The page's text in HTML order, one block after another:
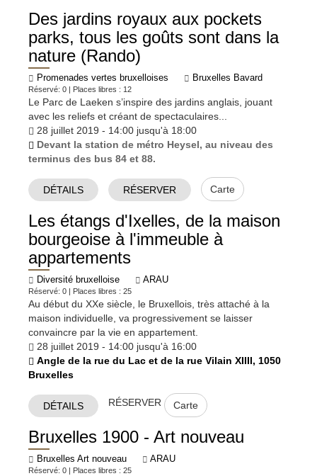
Des jardins royaux aux pockets
parks, tous les goûts sont dans la
nature (Rando)
Promenades vertes bruxelloises Bruxelles Bavard
Réservé: 0 | Places libres : 12
Le Parc de Laeken s’inspire des jardins anglais, jouant
avec les reliefs et créant de spectaculaires...
28 juillet 2019 - 14:00 jusqu'à 18:00
Devant la station de métro Heysel, au niveau des
terminus des bus 84 et 88.
DÉTAILS RÉSERVER Carte
Les étangs d'Ixelles, de la maison
bourgeoise à l'immeuble à
appartements
Diversité bruxelloise ARAU
Réservé: 0 | Places libres : 25
Au début du XXe siècle, le Bruxellois, très attaché à la
maison individuelle, va progressivement se laisser
convaincre par la vie en appartement.
28 juillet 2019 - 14:00 jusqu'à 16:00
Angle de la rue du Lac et de la rue Vilain XIIII, 1050
Bruxelles
DÉTAILS RÉSERVER Carte
Bruxelles 1900 - Art nouveau
Bruxelles Art nouveau ARAU
Réservé: 0 | Places libres : 25